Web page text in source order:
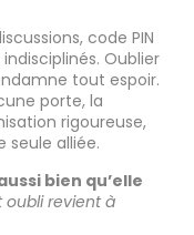
code PIN
Oublier
tout espoir.
porte, la
rigoureuse,
seule alliée.
bien qu’elle
oubli revient à